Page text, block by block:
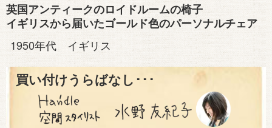
英国アンティークのロイドルームの椅子
イギリスから届いたゴールド色のパーソナルチェア
1950年代 イギリス
買い付けうらばなし･･･